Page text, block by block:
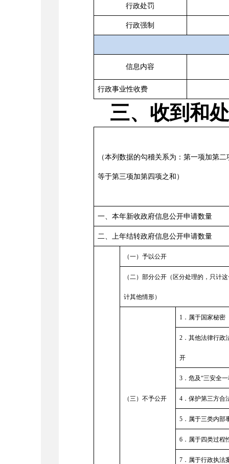
行政处罚
行政强制
信息内容
行政事业性收费
三、收到和
（本列数据的勾稽关系为：第一项加第二
等于第三项加第四项之和）
一、本年新收政府信息公开申请数量
二、上年结转政府信息公开申请数量
（一）予以公开
（二）部分公开（区分处理的，只计
计其他情形）
（三）不予公开
1 ．属于国家秘密
2 ．其他法律行政
开
3 ．危及“三安全
4 ．保护第三方合
5 ．属于三类内部
6 ．属于四类过程
7 ．属于行政执法